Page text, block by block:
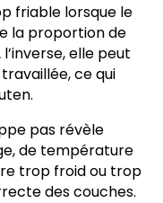
friable lorsque le
la proportion de
elle peut
ce qui
pas révèle
de température
trop froid ou trop
des couches.